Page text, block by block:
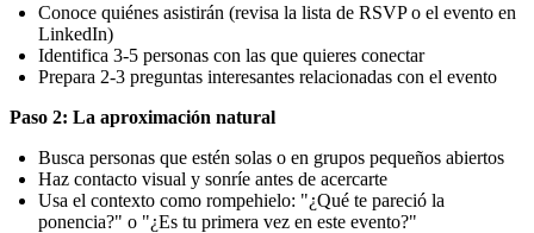
Conoce quiénes asistirán (revisa la lista de RSVP o el evento en
LinkedIn)
Identifica 3-5 personas con las que quieres conectar
Prepara 2-3 preguntas interesantes relacionadas con el evento
Paso 2: La aproximación natural
Busca personas que estén solas o en grupos pequeños abiertos
Haz contacto visual y sonríe antes de acercarte
Usa el contexto como rompehielo: "¿Qué te pareció la
ponencia?" o "¿Es tu primera vez en este evento?"